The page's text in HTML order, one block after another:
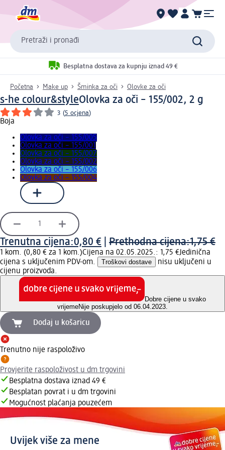
Pretraži i pronađi
Besplatna dostava za kupnju iznad 49 €
Početna Make up Šminka za oči Olovke za oči
s-he colour&styleOlovka za oči – 155/002, 2 g
3 (5 ocjena)
Boja
Olovka za oči – 155/005
Olovka za oči – 155/001
Olovka za oči – 155/007
Olovka za oči – 155/002
Olovka za oči – 155/006
Olovka za oči – 155/004
Trenutna cijena:0,80 € Prethodna cijena:1,75 €
1 kom. (0,80 € za 1 kom.)Cijena na 02.05.2025.: 1,75 €Jedinična
cijena s uključenim PDV-om.
Troškovi dostave
nisu uključeni u
cijenu proizvoda.
Dobre cijene u svako
vrijemeNije poskupjelo od 06.04.2023.
Dodaj u košaricu
Trenutno nije raspoloživo
Provjerite raspoloživost u dm trgovini
Besplatna dostava iznad 49 €
Besplatan povrat i u dm trgovini
Mogućnost plaćanja pouzećem
Uvijek više za mene